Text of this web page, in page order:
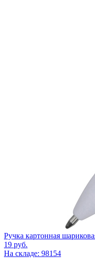
Ручка картонная
19 руб.
На складе: 98154